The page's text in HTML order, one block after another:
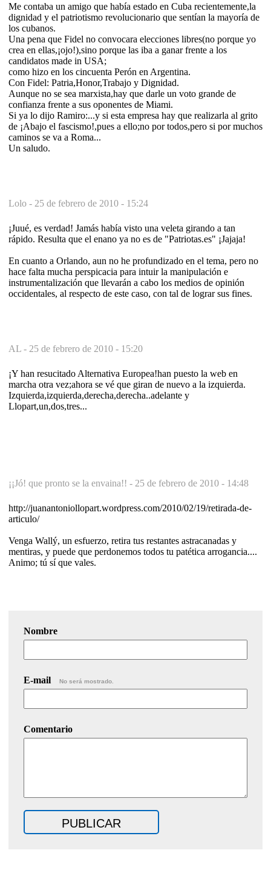
Me contaba un amigo que había estado en Cuba recientemente,la
dignidad y el patriotismo revolucionario que sentían la mayoría de
los cubanos.
Una pena que Fidel no convocara elecciones libres(no porque yo
crea en ellas,¡ojo!),sino porque las iba a ganar frente a los
candidatos made in USA;
como hizo en los cincuenta Perón en Argentina.
Con Fidel: Patria,Honor,Trabajo y Dignidad.
Aunque no se sea marxista,hay que darle un voto grande de
confianza frente a sus oponentes de Miami.
Si ya lo dijo Ramiro:...y si esta empresa hay que realizarla al grito
de ¡Abajo el fascismo!,pues a ello;no por todos,pero si por muchos
caminos se va a Roma...
Un saludo.
Lolo - 25 de febrero de 2010 - 15:24
¡Juué, es verdad! Jamás había visto una veleta girando a tan
rápido. Resulta que el enano ya no es de "Patriotas.es" ¡Jajaja!
En cuanto a Orlando, aun no he profundizado en el tema, pero no
hace falta mucha perspicacia para intuir la manipulación e
instrumentalización que llevarán a cabo los medios de opinión
occidentales, al respecto de este caso, con tal de lograr sus fines.
AL - 25 de febrero de 2010 - 15:20
¡Y han resucitado Alternativa Europea!han puesto la web en
marcha otra vez;ahora se vé que giran de nuevo a la izquierda.
Izquierda,izquierda,derecha,derecha..adelante y
Llopart,un,dos,tres...
¡¡Jó! que pronto se la envaina!! - 25 de febrero de 2010 - 14:48
http://juanantoniollopart.wordpress.com/2010/02/19/retirada-de-
articulo/
Venga Wallý, un esfuerzo, retira tus restantes astracanadas y
mentiras, y puede que perdonemos todos tu patética arrogancia....
Animo; tú sí que vales.
Nombre
E-mail No será mostrado.
Comentario